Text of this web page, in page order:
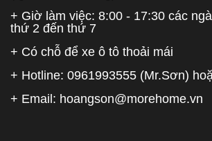
+ Giờ làm việc: 8:00 - 17:30 các
thứ 2 đến thứ 7
+ Có chỗ để xe ô tô thoải mái
+ Hotline: 0961993555 (Mr.Sơn)
+ Email: hoangson@morehome.vn